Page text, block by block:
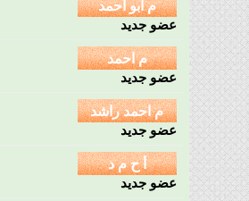
عضو جديد
عضو جديد
عضو جديد
عضو جديد